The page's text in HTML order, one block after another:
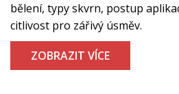
bělení, typy skvrn, postup
citlivost pro zářivý úsměv.
ZOBRAZIT VÍCE